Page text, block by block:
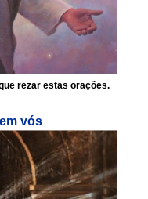
rezar estas orações.
vós